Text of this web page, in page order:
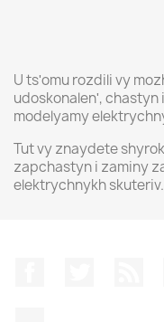
U tsʹomu rozdili vy
udoskonalenʹ, chastyn
modelyamy
Tut vy znaydete
zapchastyn i zaminy
elektrychnykh skuteriv.